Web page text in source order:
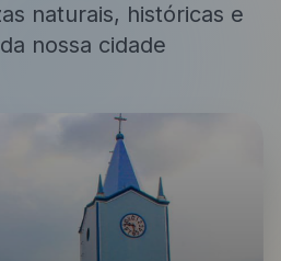
naturais, históricas e
nossa cidade